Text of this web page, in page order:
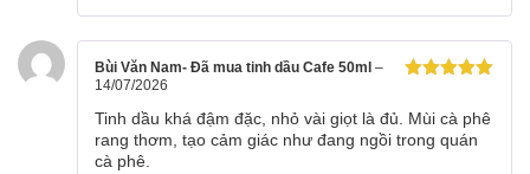
sao
Bùi Văn Nam- Đã mua tinh dầu Cafe 50ml –
14/07/2026
Tinh dầu khá đậm đặc, nhỏ vài giọt là đủ. Mùi cà phê
rang thơm, tạo cảm giác như đang ngồi trong quán
cà phê.